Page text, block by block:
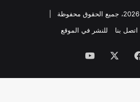
اتصل بنا للنشر في الموقع
فيسبوك